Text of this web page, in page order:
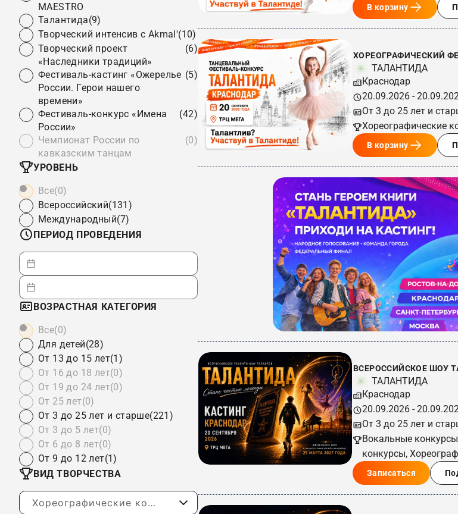
MAESTRO
Талантида(9)
Творческий интенсив с Akmal'(10)
Творческий проект
«Наследники традиций»
(6)
Фестиваль-кастинг «Ожерелье
России. Герои нашего
времени»
(5)
Фестиваль-конкурс «Имена
России»
(42)
Чемпионат России по
кавказским танцам
(0)
УРОВЕНЬ
Все(0)
Всероссийский(131)
Международный(7)
ПЕРИОД ПРОВЕДЕНИЯ
ВОЗРАСТНАЯ КАТЕГОРИЯ
Все(0)
Для детей(28)
От 13 до 15 лет(1)
От 16 до 18 лет(0)
От 19 до 24 лет(0)
От 25 лет(0)
От 3 до 25 лет и старше(221)
От 3 до 5 лет(0)
От 6 до 8 лет(0)
От 9 до 12 лет(1)
ВИД ТВОРЧЕСТВА
Хореографические конкурсы
В корзину
ХОРЕОГРАФИЧЕСКИЙ
ТАЛАНТИДА
Краснодар
20.09.2026 -
От 3 до 25 лет и
Хореографические
В корзину
ВСЕРОССИЙСКОЕ ШОУ
ТАЛАНТИДА
Краснодар
20.09.2026 -
От 3 до 25 лет и
Вокальные
конкурсы,
Записаться